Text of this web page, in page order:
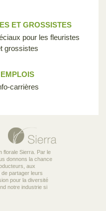
ET GROSSISTES
pour les fleuristes
grossistes
EMPLOIS
carrières
florale Sierra. Par le
donnons la chance
aux
partager leurs
pour la diversité
notre industrie si